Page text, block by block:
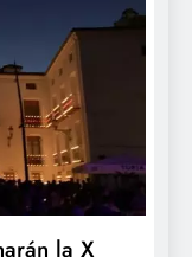
la X